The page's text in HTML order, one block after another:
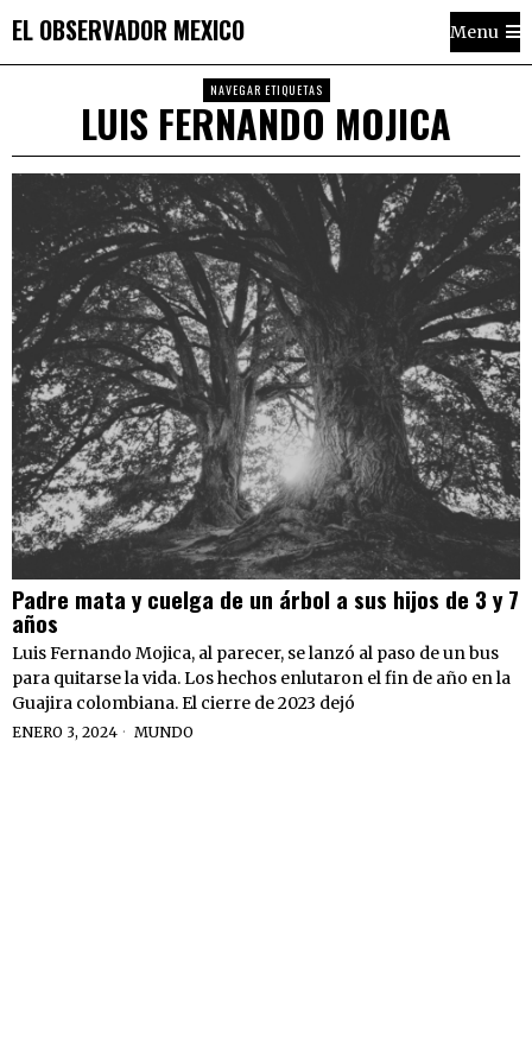
EL OBSERVADOR MEXICO Menu
NAVEGAR ETIQUETAS
LUIS FERNANDO MOJICA
Padre mata y cuelga de un árbol a sus hijos de 3 y 7
años
Luis Fernando Mojica, al parecer, se lanzó al paso de un bus
para quitarse la vida. Los hechos enlutaron el fin de año en la
Guajira colombiana. El cierre de 2023 dejó
ENERO 3, 2024 MUNDO